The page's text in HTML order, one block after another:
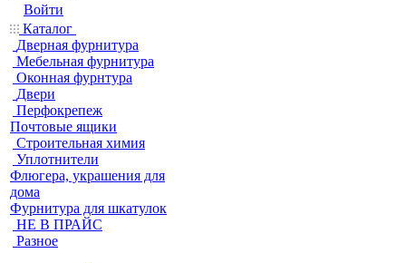
Войти
Каталог
Дверная фурнитура
Мебельная фурнитура
Оконная фурнтура
Двери
Перфокрепеж
Почтовые ящики
Строительная химия
Уплотнители
Флюгера, украшения для
дома
Фурнитура для шкатулок
НЕ В ПРАЙС
Разное